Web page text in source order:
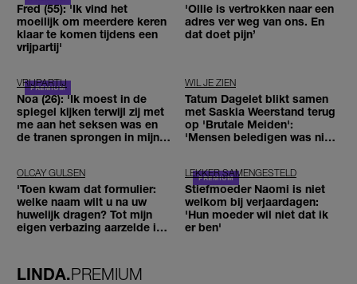
Fred (55): 'Ik vind het
moeilijk om meerdere keren
klaar te komen tijdens een
vrijpartij'
'Ollie is vertrokken naar een
adres ver weg van ons. En
dat doet pijn’
VRIJPARTIJ
Noa (26): 'Ik moest in de
spiegel kijken terwijl zij met
me aan het seksen was en
de tranen sprongen in mijn
WIL JE ZIEN
Tatum Dagelet blikt samen
met Saskia Weerstand terug
op 'Brutale Meiden':
'Mensen beledigen was niet
OLCAY GULSEN
'Toen kwam dat formulier:
welke naam wilt u na uw
huwelijk dragen? Tot mijn
eigen verbazing aarzelde ik
LEKKER SAMENGESTELD
Stiefmoeder Naomi is niet
welkom bij verjaardagen:
'Hun moeder wil niet dat ik
er ben'
LINDA.PREMIUM